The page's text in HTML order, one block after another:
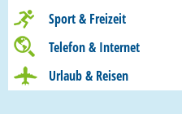
Sport & Freizeit
Telefon & Internet
Urlaub & Reisen